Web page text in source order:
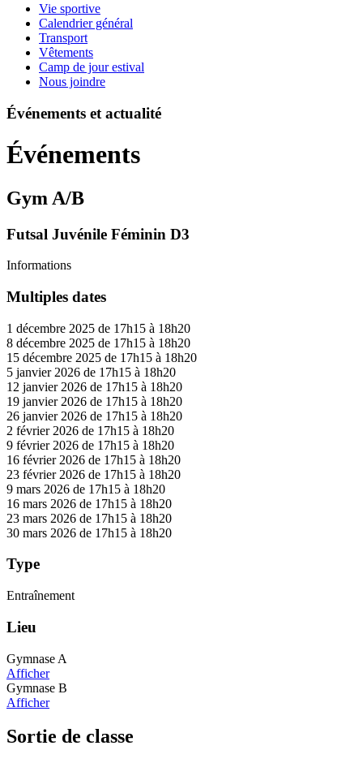
Vie sportive
Calendrier général
Transport
Vêtements
Camp de jour estival
Nous joindre
Événements et actualité
Événements
Gym A/B
Futsal Juvénile Féminin D3
Informations
Multiples dates
1 décembre 2025 de 17h15 à 18h20
8 décembre 2025 de 17h15 à 18h20
15 décembre 2025 de 17h15 à 18h20
5 janvier 2026 de 17h15 à 18h20
12 janvier 2026 de 17h15 à 18h20
19 janvier 2026 de 17h15 à 18h20
26 janvier 2026 de 17h15 à 18h20
2 février 2026 de 17h15 à 18h20
9 février 2026 de 17h15 à 18h20
16 février 2026 de 17h15 à 18h20
23 février 2026 de 17h15 à 18h20
9 mars 2026 de 17h15 à 18h20
16 mars 2026 de 17h15 à 18h20
23 mars 2026 de 17h15 à 18h20
30 mars 2026 de 17h15 à 18h20
Type
Entraînement
Lieu
Gymnase A
Afficher
Gymnase B
Afficher
Sortie de classe